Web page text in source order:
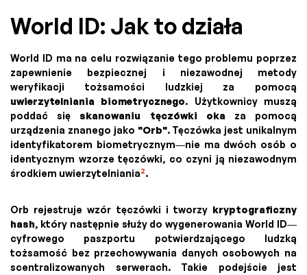
World ID: Jak to działa
World ID ma na celu rozwiązanie tego problemu poprzez
zapewnienie bezpiecznej i niezawodnej metody
weryfikacji tożsamości ludzkiej za pomocą
uwierzytelniania biometrycznego. Użytkownicy muszą
poddać sięskanowaniu tęczówki oka za pomocą
urządzenia znanego jako "Orb". Tęczówka jest unikalnym
identyfikatorem biometrycznym—nie ma dwóch osób o
identycznym wzorze tęczówki, co czyni ją niezawodnym
środkiem uwierzytelniania2.
Orb rejestruje wzór tęczówki i tworzy kryptograficzny
hash, który następnie służy do wygenerowania World ID—
cyfrowego paszportu potwierdzającego ludzką
tożsamość bez przechowywania danych osobowych na
scentralizowanych serwerach. Takie podejście jest